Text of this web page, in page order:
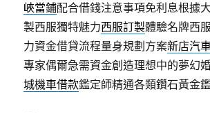
峽當鋪配合借錢注意事項免利息根據
製西服獨特魅力西服訂製體驗名牌西
力資金借貸流程量身規劃方案新店汽
專家偶爾急需資金創造理想中的夢幻
城機車借款鑑定師精通各類鑽石黃金